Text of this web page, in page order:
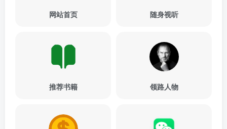
网站首页 随身视听
推荐书籍 领路人物